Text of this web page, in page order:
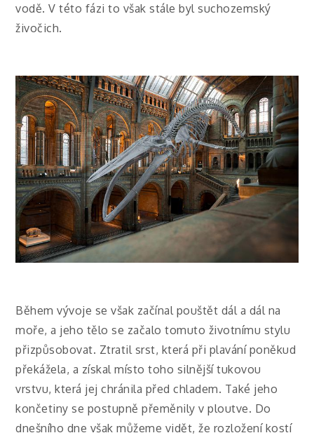
vodě. V této fázi to však stále byl suchozemský
živočich.
Během vývoje se však začínal pouštět dál a dál na
moře, a jeho tělo se začalo tomuto životnímu stylu
přizpůsobovat. Ztratil srst, která při plavání poněkud
překážela, a získal místo toho silnější tukovou
vrstvu, která jej chránila před chladem. Také jeho
končetiny se postupně přeměnily v ploutve. Do
dnešního dne však můžeme vidět, že rozložení kostí